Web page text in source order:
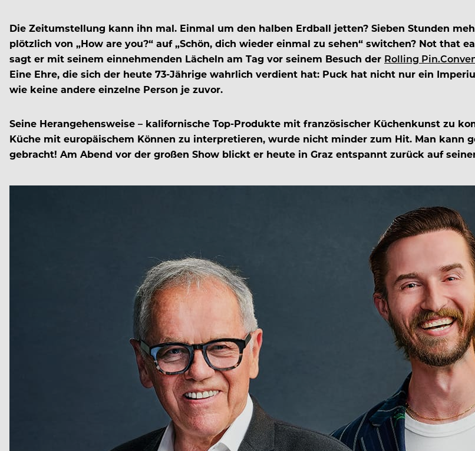
Die Zeitumstellung kann ihn mal. Einmal um den halben Erdball jetten? Sieben Stunden
plötzlich von „How are you?“ auf „Schön, dich wieder einmal zu sehen“ switchen? Not that
sagt er mit seinem einnehmenden Lächeln am Tag vor seinem Besuch der Rolling
Eine Ehre, die sich der heute 73-Jährige wahrlich verdient hat: Puck hat nicht nur ein
wie keine andere einzelne Person je zuvor.
Seine Herangehensweise – kalifornische Top-Produkte mit französischer Küchenkunst zu
Küche mit europäischem Können zu interpretieren, wurde nicht minder zum Hit. Man kann
gebracht! Am Abend vor der großen Show blickt er heute in Graz entspannt zurück auf